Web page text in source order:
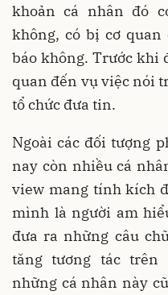
khoản cá nhân đó
không, có bị cơ
báo không. Trước khi
quan đến vụ việc nói
tổ chức đưa tin.
Ngoài các đối tượng
nay còn nhiều cá
view mang tính kích
mình là người am
đưa ra những câu
tăng tương tác trên
những cá nhân này